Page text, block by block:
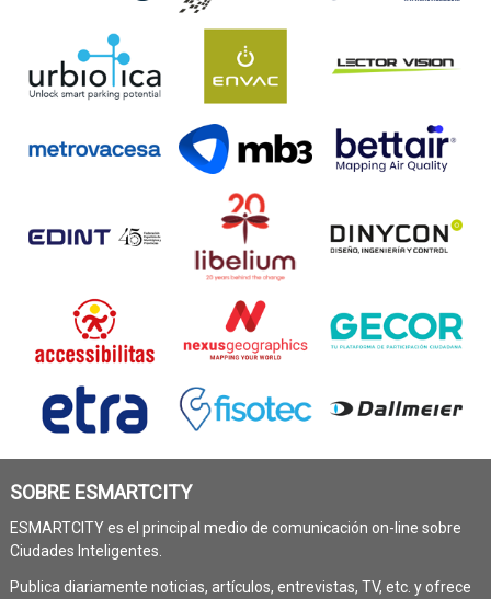
SOBRE ESMARTCITY
ESMARTCITY es el principal medio de comunicación on-line sobre
Ciudades Inteligentes.
Publica diariamente noticias, artículos, entrevistas, TV, etc. y ofrece